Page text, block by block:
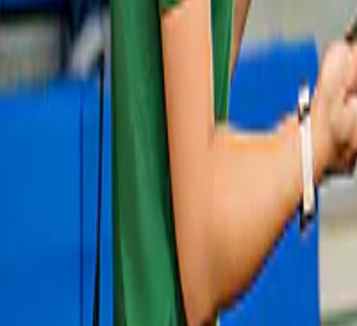
Slide 1 of 1, Couple examining wine in a